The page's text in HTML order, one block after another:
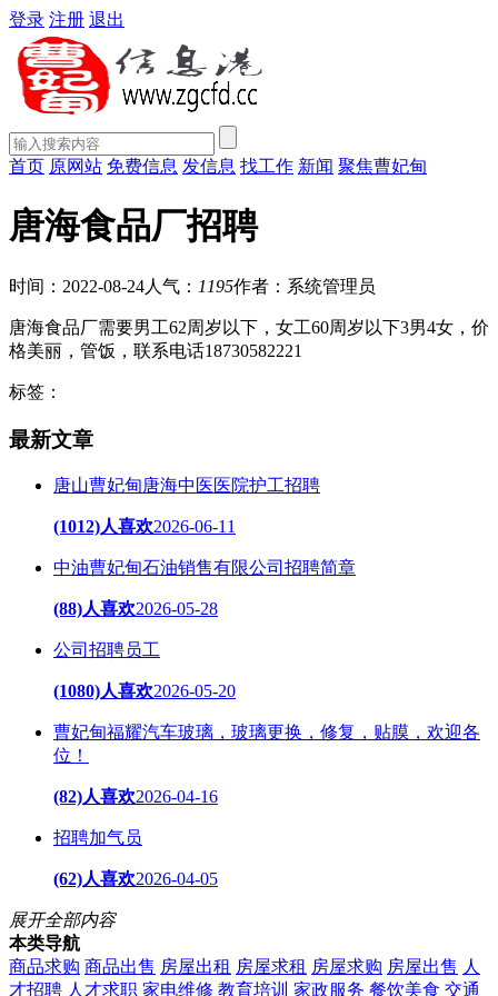
登录 注册 退出
首页 原网站 免费信息 发信息 找工作 新闻 聚焦曹妃甸
唐海食品厂招聘
时间：2022-08-24人气： 1195作者：系统管理员
唐海食品厂需要男工62周岁以下，女工60周岁以下3男4女，价
格美丽，管饭，联系电话18730582221
标签：
最新文章
唐山曹妃甸唐海中医医院护工招聘
(1012)人喜欢2026-06-11
中油曹妃甸石油销售有限公司招聘简章
(88)人喜欢2026-05-28
公司招聘员工
(1080)人喜欢2026-05-20
曹妃甸福耀汽车玻璃，玻璃更换，修复，贴膜，欢迎各
位！
(82)人喜欢2026-04-16
招聘加气员
(62)人喜欢2026-04-05
展开全部内容
本类导航
商品求购 商品出售 房屋出租 房屋求租 房屋求购 房屋出售 人
才招聘 人才求职 家电维修 教育培训 家政服务 餐饮美食 交通